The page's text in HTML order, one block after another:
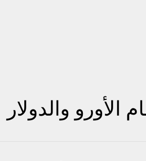
الأورو والدولار